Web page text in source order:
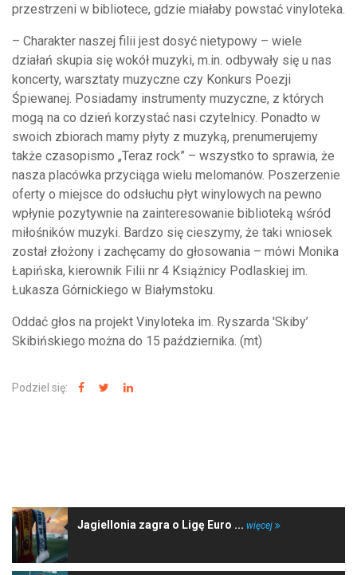
przestrzeni w bibliotece, gdzie miałaby powstać vinyloteka.
– Charakter naszej filii jest dosyć nietypowy – wiele
działań skupia się wokół muzyki, m.in. odbywały się u nas
koncerty, warsztaty muzyczne czy Konkurs Poezji
Śpiewanej. Posiadamy instrumenty muzyczne, z których
mogą na co dzień korzystać nasi czytelnicy. Ponadto w
swoich zbiorach mamy płyty z muzyką, prenumerujemy
także czasopismo „Teraz rock” – wszystko to sprawia, że
nasza placówka przyciąga wielu melomanów. Poszerzenie
oferty o miejsce do odsłuchu płyt winylowych na pewno
wpłynie pozytywnie na zainteresowanie biblioteką wśród
miłośników muzyki. Bardzo się cieszymy, że taki wniosek
został złożony i zachęcamy do głosowania – mówi Monika
Łapińska, kierownik Filii nr 4 Książnicy Podlaskiej im.
Łukasza Górnickiego w Białymstoku.
Oddać głos na projekt Vinyloteka im. Ryszarda 'Skiby’
Skibińskiego można do 15 października. (mt)
Podziel się:
Jagiellonia zagra o Ligę Euro ... więcej